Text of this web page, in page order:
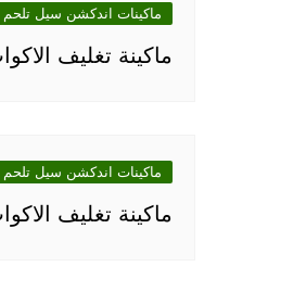
ماكينات اندكشن سيل تلحم
ماكينة تغليف
ماكينات اندكشن سيل تلحم
ماكينة تغليف